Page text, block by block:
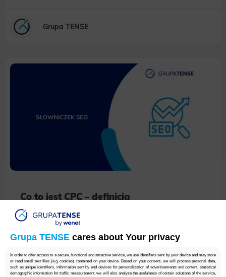
Grupa TENSE cares about Your privacy
In order to offer access to a secure, functional and attractive service, we use identifiers sent by your device and may store
or read small text files (e.g. cookies) contained on your device. Based on your consent, we will process personal data,
such as unique identifiers, information sent by end devices for personalization of advertisements and content, statistical
demographic information for traffic measurement, we will also analyze the usefulness of certain solutions of the service,
Grupa TENSE
Co to jest CPC – definicja